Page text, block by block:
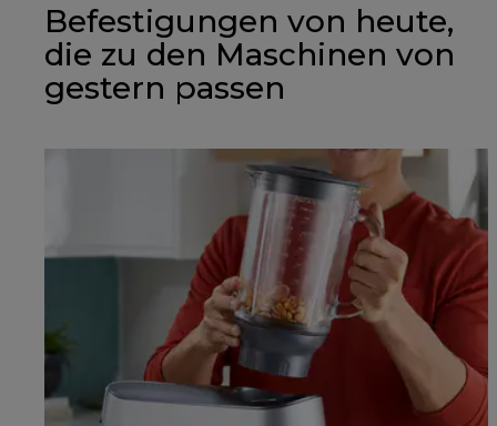
Befestigungen von heute,
die zu den Maschinen von
gestern passen